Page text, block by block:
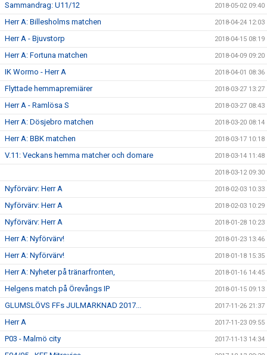
Sammandrag: U11/12 2018-05-02 09:40
Herr A: Billesholms matchen 2018-04-24 12:03
Herr A - Bjuvstorp 2018-04-15 08:19
Herr A: Fortuna matchen 2018-04-09 09:20
IK Wormo - Herr A 2018-04-01 08:36
Flyttade hemmapremiärer 2018-03-27 13:27
Herr A - Ramlösa S 2018-03-27 08:43
Herr A: Dösjebro matchen 2018-03-20 08:14
Herr A: BBK matchen 2018-03-17 10:18
V.11: Veckans hemma matcher och domare 2018-03-14 11:48
2018-03-12 09:30
Nyförvärv: Herr A 2018-02-03 10:33
Nyförvärv: Herr A 2018-02-03 10:29
Nyförvärv: Herr A 2018-01-28 10:23
Herr A: Nyförvärv! 2018-01-23 13:46
Herr A: Nyförvärv! 2018-01-18 15:35
Herr A: Nyheter på tränarfronten, 2018-01-16 14:45
Helgens match på Örevångs IP 2018-01-15 09:13
GLUMSLÖVS FFs JULMARKNAD 2017... 2017-11-26 21:37
Herr A 2017-11-23 09:55
P03 - Malmö city 2017-11-13 14:34